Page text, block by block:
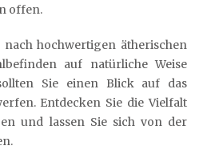
offen.
nach hochwertigen ätherischen
auf natürliche Weise
Sie einen Blick auf das
Entdecken Sie die Vielfalt
und lassen Sie sich von der